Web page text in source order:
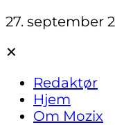
27. september
✕
Redaktør
Hjem
Om Mozix